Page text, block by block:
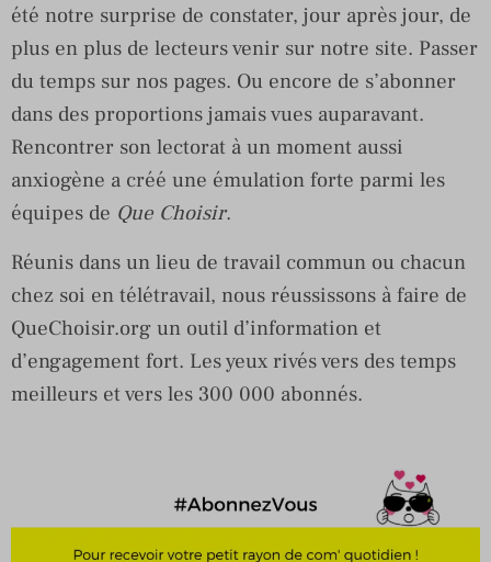
été notre surprise de constater, jour après jour, de
plus en plus de lecteurs venir sur notre site. Passer
du temps sur nos pages. Ou encore de s’abonner
dans des proportions jamais vues auparavant.
Rencontrer son lectorat à un moment aussi
anxiogène a créé une émulation forte parmi les
équipes de Que Choisir.
Réunis dans un lieu de travail commun ou chacun
chez soi en télétravail, nous réussissons à faire de
QueChoisir.org un outil d’information et
d’engagement fort. Les yeux rivés vers des temps
meilleurs et vers les 300 000 abonnés.